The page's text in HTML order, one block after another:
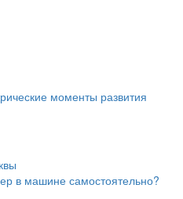
моменты развития
в машине самостоятельно?